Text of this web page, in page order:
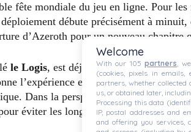
fête mondiale du jeu en ligne. Pour les
débute précisément à
d’Azeroth pour un nouveau chapitre
le Logis, est déjà accessible pour ceux
l’expérience en proposant aux
Dans la perspective du lancement
éviter les longues files d’attente que
Welcome
With our 105partners,
(cookies, pixels in
partners, whether
us, or obtained later,
Processing this data
IP, postal addresses and
and offering you services,